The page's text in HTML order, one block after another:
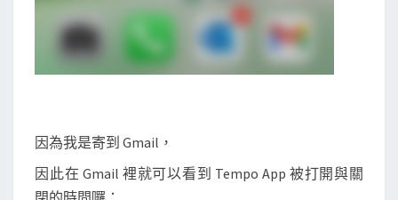
因為我是寄到 Gmail，
因此在 Gmail 裡就可以看到 Tempo App 被打開與關